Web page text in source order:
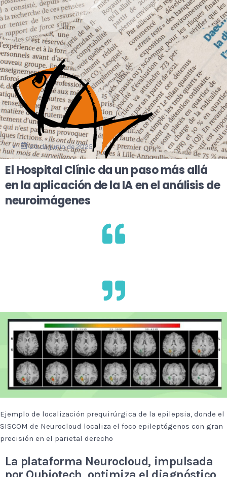
20 de junio de 2025
El Hospital Clínic da un paso más allá
en la aplicación de la IA en el análisis de
neuroimágenes
Ejemplo de localización prequirúrgica de la epilepsia, donde el
SISCOM de Neurocloud localiza el foco epileptógenos con gran
precisión en el parietal derecho
La plataforma Neurocloud, impulsada